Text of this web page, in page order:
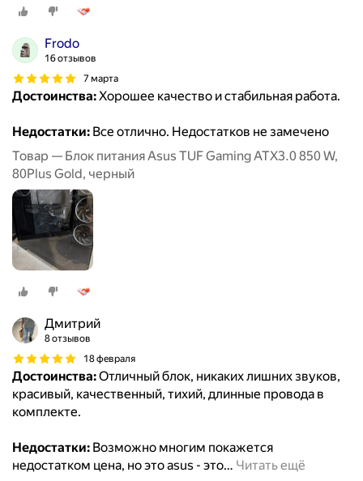
Frodo
16 отзывов
7 марта
Достоинства:Хорошее качество и стабильная работа.
Недостатки: Все отлично. Недостатков не замечено
Товар — Блок питания Asus TUF Gaming ATX3.0 850 W,
80Plus Gold, черный
Дмитрий
8 отзывов
18 февраля
Достоинства:Отличный блок, никаких лишних звуков,
красивый, качественный, тихий, длинные провода в
комплекте.
Недостатки: Возможно многим покажется
недостатком цена, но это asus - это… Читать ещё